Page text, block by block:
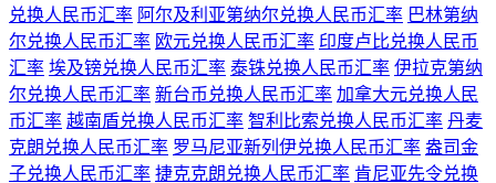
兑换人民币汇率 阿尔及利亚第纳尔兑换人民币汇率 巴林第纳
尔兑换人民币汇率 欧元兑换人民币汇率 印度卢比兑换人民币
汇率 埃及镑兑换人民币汇率 泰铢兑换人民币汇率 伊拉克第纳
尔兑换人民币汇率 新台币兑换人民币汇率 加拿大元兑换人民
币汇率 越南盾兑换人民币汇率 智利比索兑换人民币汇率 丹麦
克朗兑换人民币汇率 罗马尼亚新列伊兑换人民币汇率 盎司金
子兑换人民币汇率 捷克克朗兑换人民币汇率 肯尼亚先令兑换